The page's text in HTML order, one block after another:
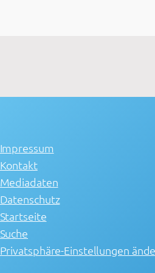
Impressum
Kontakt
Mediadaten
Datenschutz
Startseite
Suche
Privatsphäre-Einstellungen